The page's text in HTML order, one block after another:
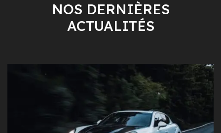
NOS DERNIÈRES
ACTUALITÉS